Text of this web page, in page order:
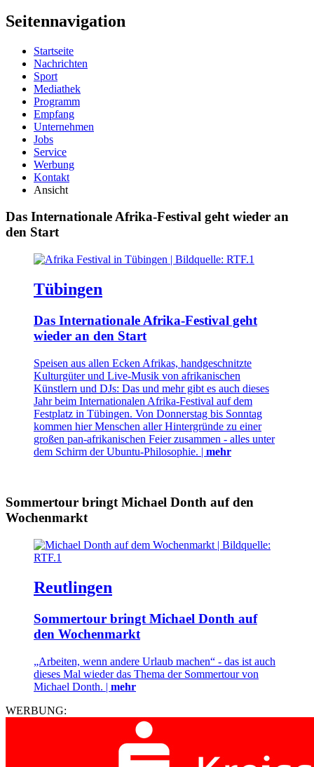
Seitennavigation
Startseite
Nachrichten
Sport
Mediathek
Programm
Empfang
Unternehmen
Jobs
Service
Werbung
Kontakt
Ansicht
Das Internationale Afrika-Festival geht wieder an
den Start
Tübingen
Das Internationale Afrika-Festival geht
wieder an den Start
Speisen aus allen Ecken Afrikas, handgeschnitzte
Kulturgüter und Live-Musik von afrikanischen
Künstlern und DJs: Das und mehr gibt es auch dieses
Jahr beim Internationalen Afrika-Festival auf dem
Festplatz in Tübingen. Von Donnerstag bis Sonntag
kommen hier Menschen aller Hintergründe zu einer
großen pan-afrikanischen Feier zusammen - alles unter
dem Schirm der Ubuntu-Philosophie. | mehr
Sommertour bringt Michael Donth auf den
Wochenmarkt
Reutlingen
Sommertour bringt Michael Donth auf
den Wochenmarkt
„Arbeiten, wenn andere Urlaub machen“ - das ist auch
dieses Mal wieder das Thema der Sommertour von
Michael Donth. | mehr
WERBUNG: